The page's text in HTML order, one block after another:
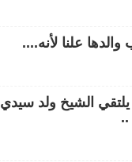
علنا لأنه....
الشيخ ولد سيدي
..